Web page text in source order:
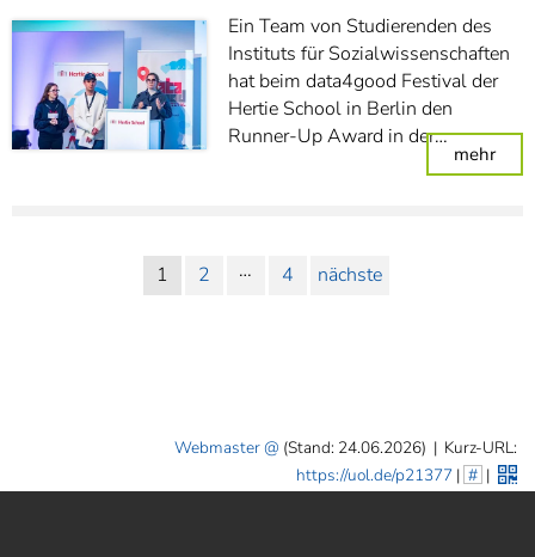
Ein Team von Studierenden des
Instituts für Sozialwissenschaften
hat beim data4good Festival der
Hertie School in Berlin den
Runner-Up Award in der…
mehr:
1 2 … 4 nächste
Webmaster (Stand: 24.06.2026) | Kurz-URL:
https://uol.de/p21377 | # |